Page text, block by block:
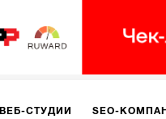
ВЕБ-СТУДИИ SEO-